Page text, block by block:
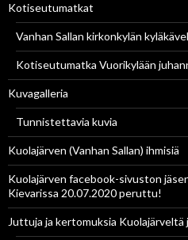
Kotiseutumatkat
Vanhan Sallan kirkonkylän
Kotiseutumatka Vuorikylään
Kuvagalleria
Tunnistettavia kuvia
Kuolajärven (Vanhan Sallan) ihmisiä
Kuolajärven facebook-sivuston
Kievarissa 20.07.2020 peruttu!
Juttuja ja kertomuksia Kuolajärveltä